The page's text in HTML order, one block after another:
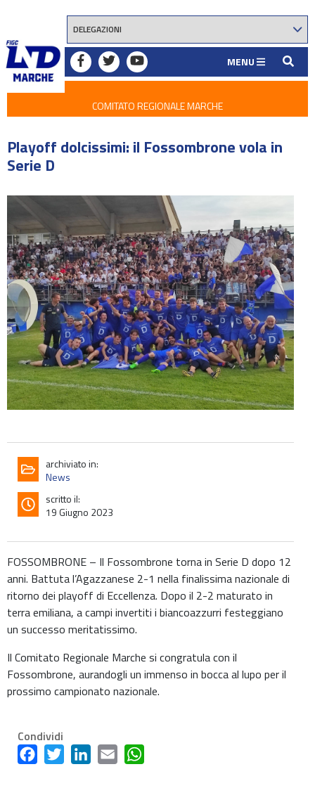
MENU
COMITATO REGIONALE MARCHE
Playoff dolcissimi: il Fossombrone vola in
Serie D
archiviato in:
News
scritto il:
19 Giugno 2023
FOSSOMBRONE – Il Fossombrone torna in Serie D dopo 12
anni. Battuta l’Agazzanese 2-1 nella finalissima nazionale di
ritorno dei playoff di Eccellenza. Dopo il 2-2 maturato in
terra emiliana, a campi invertiti i biancoazzurri festeggiano
un successo meritatissimo.
Il Comitato Regionale Marche si congratula con il
Fossombrone, aurandogli un immenso in bocca al lupo per il
prossimo campionato nazionale.
Condividi
FacebookTwitter LinkedInEmail